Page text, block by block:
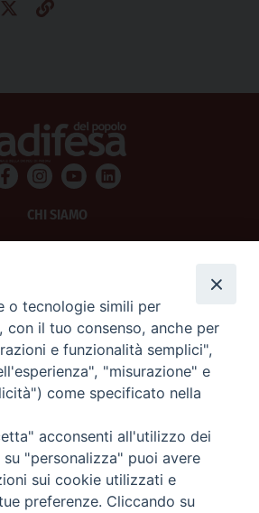
CHI SIAMO
SCRIVICI
srl - P.iva 05125420280
i contributi pubblici all'editoria.
la Fisc (Federazione Italiana Settimanali Cattolici)
Pubblicitaria) accettando il Codice
della Comunicazione Commerciale.
testata registrata presso il Tribunale di Padova
1950 al n. 37 del registro periodici.
o tecnologie simili per
con il tuo consenso, anche per
e funzionalità semplici",
"misurazione" e
come specificato nella
acconsenti all'utilizzo dei
"personalizza" puoi avere
sui cookie utilizzati e
preferenze. Cliccando su